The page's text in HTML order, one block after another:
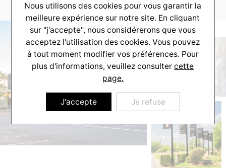
Nous utilisons des cookies pour vous garantir la
meilleure expérience sur notre site. En cliquant
sur "j'accepte", nous considérerons que vous
acceptez l'utilisation des cookies. Vous pouvez
à tout moment modifier vos préférences. Pour
plus d'informations, veuillez consultercette
page.
J'accepte Je refuse